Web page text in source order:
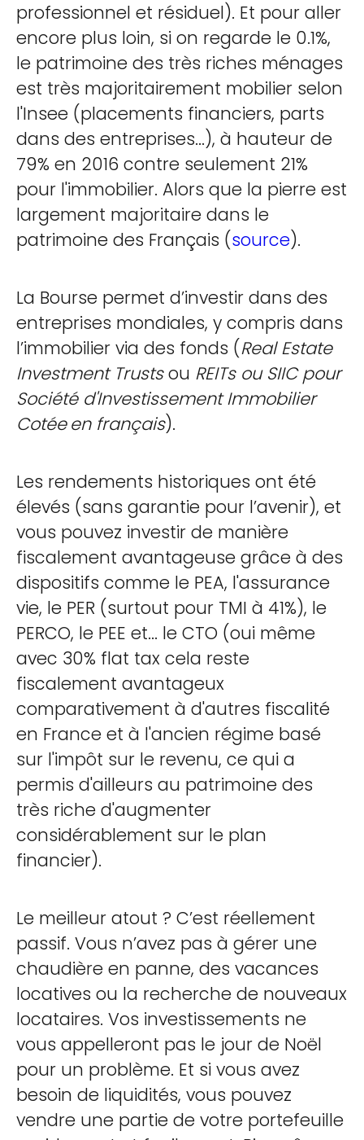
professionnel et résiduel). Et pour aller
encore plus loin, si on regarde le 0.1%,
le patrimoine des très riches ménages
est très majoritairement mobilier selon
l'Insee (placements financiers, parts
dans des entreprises...), à hauteur de
79% en 2016 contre seulement 21%
pour l'immobilier. Alors que la pierre est
largement majoritaire dans le
patrimoine des Français (source).
La Bourse permet d’investir dans des
entreprises mondiales, y compris dans
l’immobilier via des fonds (Real Estate
Investment Trustsou REITs ou SIIC pour
Société d'Investissement Immobilier
Cotée en français).
Les rendements historiques ont été
élevés (sans garantie pour l’avenir), et
vous pouvez investir de manière
fiscalement avantageuse grâce à des
dispositifs comme le PEA, l'assurance
vie, le PER (surtout pour TMI à 41%), le
PERCO, le PEE et... le CTO (oui même
avec 30% flat tax cela reste
fiscalement avantageux
comparativement à d'autres fiscalité
en France et à l'ancien régime basé
sur l'impôt sur le revenu, ce qui a
permis d'ailleurs au patrimoine des
très riche d'augmenter
considérablement sur le plan
financier).
Le meilleur atout ? C’est réellement
passif. Vous n’avez pas à gérer une
chaudière en panne, des vacances
locatives ou la recherche de nouveaux
locataires. Vos investissements ne
vous appelleront pas le jour de Noël
pour un problème. Et si vous avez
besoin de liquidités, vous pouvez
vendre une partie de votre portefeuille